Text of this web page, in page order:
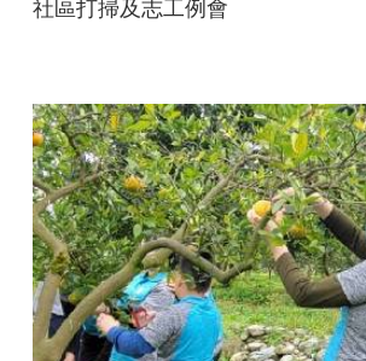
社區打掃及志工例會